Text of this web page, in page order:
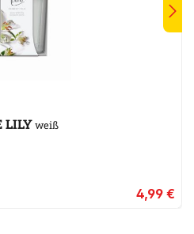
LILYweiß
4,99 €